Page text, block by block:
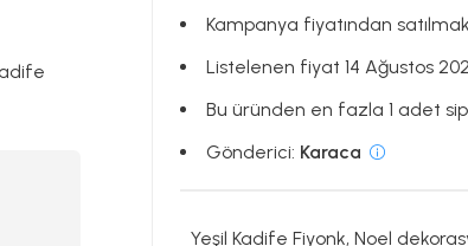
Kampanya fiyatından
Listelenen fiyat 14 Ağustos
Bu üründen en fazla 1 adet
Gönderici: Karaca
Yeşil Kadife Fiyonk, Noel